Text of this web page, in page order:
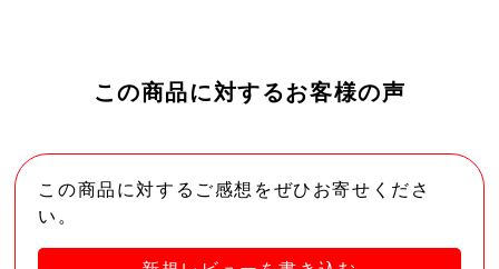
この商品に対するお客様の声
この商品に対するご感想をぜひお寄せくださ
い。